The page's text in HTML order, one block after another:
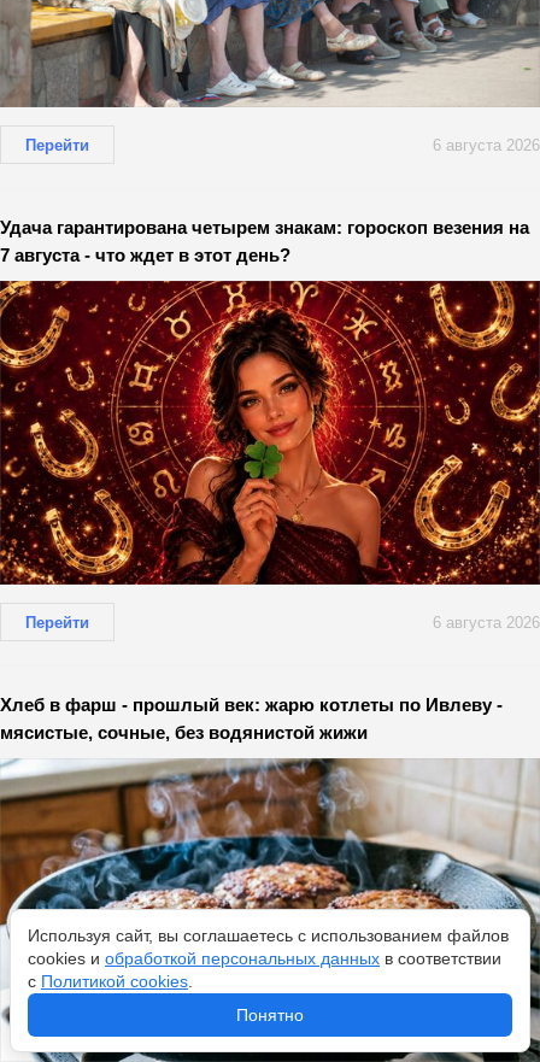
Перейти 6 августа 2026
Удача гарантирована четырем знакам: гороскоп везения на
7 августа - что ждет в этот день?
Перейти 6 августа 2026
Хлеб в фарш - прошлый век: жарю котлеты по Ивлеву -
мясистые, сочные, без водянистой жижи
Используя сайт, вы соглашаетесь с использованием файлов
cookies и обработкой персональных данных в соответствии
с Политикой cookies
Понятно